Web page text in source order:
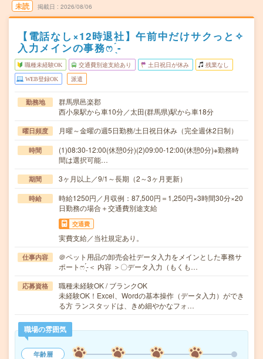
未読 掲載日 2026/08/06
【電話なし×12時退社】午前中だけサクっと✧
入力メインの事務ෆ ̖́-
職種未経験OK 交通費別途支給あり 土日祝日が休み 残業なし
WEB登録OK 派遣
勤務地
群馬県邑楽郡
西小泉駅から車10分／太田(群馬県)駅から車18分
曜日頻度 月曜～金曜の週5日勤務/土日祝日休み（完全週休2日制）
時間
(1)08:30-12:00(休憩0分)(2)09:00-12:00(休憩0分)※勤務時
間は選択可能…
期間 3ヶ月以上／9/1～長期（2～3ヶ月更新）
時給
時給1250円／月収例：87,500円＝1,250円×3時間30分×20
日勤務の場合＋交通費別途支給
交通費
実費支給／当社規定あり。
仕事内容
＠ペット用品の卸売会社データ入力をメインとした事務サ
ポートෆ ̖́-＜ 内容 ＞〇データ入力（もくも…
応募資格
職種未経験OK / ブランクOK
未経験OK！Excel、Wordの基本操作（データ入力）ができ
る方 ランスタッドは、きめ細やかなフォ…
職場の雰囲気
年齢層